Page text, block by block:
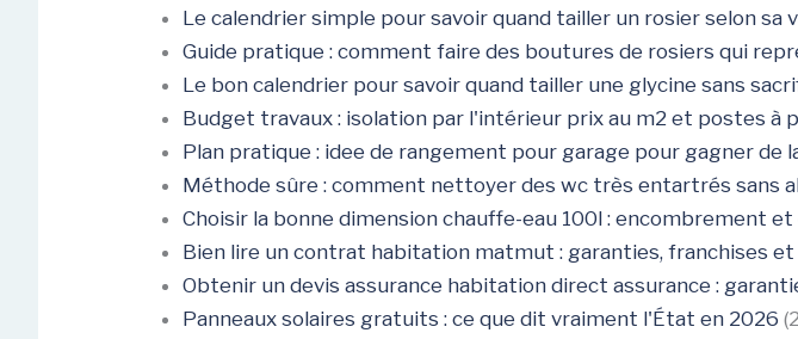
Le calendrier simple pour savoir quand tailler un rosier selon sa
Guide pratique : comment faire des boutures de rosiers qui
Le bon calendrier pour savoir quand tailler une glycine sans
Budget travaux : isolation par l'intérieur prix au m2 et postes à
Plan pratique : idee de rangement pour garage pour gagner de
Méthode sûre : comment nettoyer des wc très entartrés sans
Choisir la bonne dimension chauffe-eau 100l : encombrement
Bien lire un contrat habitation matmut : garanties, franchises et
Obtenir un devis assurance habitation direct assurance :
Panneaux solaires gratuits : ce que dit vraiment l'État en 2026